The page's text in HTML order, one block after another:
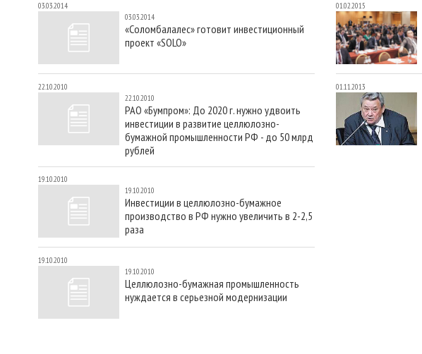
03.03.2014
03.03.2014
«Соломбалалес» готовит инвестиционный
проект «SOLO»
22.10.2010
22.10.2010
РАО «Бумпром»: До 2020 г. нужно удвоить
инвестиции в развитие целлюлозно-
бумажной промышленности РФ - до 50 млрд
рублей
19.10.2010
19.10.2010
Инвестиции в целлюлозно-бумажное
производство в РФ нужно увеличить в 2-2,5
раза
19.10.2010
19.10.2010
Целлюлозно-бумажная промышленность
нуждается в серьезной модернизации
01.02.2015
01.11.2013